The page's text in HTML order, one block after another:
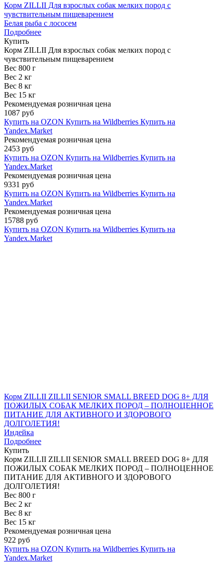
Корм ZILLII Для взрослых собак мелких пород с
чувствительным пищеварением
Белая рыба с лососем
Подробнее
Купить
Корм ZILLII Для взрослых собак мелких пород с
чувствительным пищеварением
Вес 800 г
Вес 2 кг
Вес 8 кг
Вес 15 кг
Рекомендуемая розничная цена
1087 руб
Купить на OZON Купить на Wildberries Купить на
Yandex.Market
Рекомендуемая розничная цена
2453 руб
Купить на OZON Купить на Wildberries Купить на
Yandex.Market
Рекомендуемая розничная цена
9331 руб
Купить на OZON Купить на Wildberries Купить на
Yandex.Market
Рекомендуемая розничная цена
15788 руб
Купить на OZON Купить на Wildberries Купить на
Yandex.Market
Корм ZILLII ZILLII SENIOR SMALL BREED DOG 8+ ДЛЯ
ПОЖИЛЫХ СОБАК МЕЛКИХ ПОРОД – ПОЛНОЦЕННОЕ
ПИТАНИЕ ДЛЯ АКТИВНОГО И ЗДОРОВОГО
ДОЛГОЛЕТИЯ!
Индейка
Подробнее
Купить
Корм ZILLII ZILLII SENIOR SMALL BREED DOG 8+ ДЛЯ
ПОЖИЛЫХ СОБАК МЕЛКИХ ПОРОД – ПОЛНОЦЕННОЕ
ПИТАНИЕ ДЛЯ АКТИВНОГО И ЗДОРОВОГО
ДОЛГОЛЕТИЯ!
Вес 800 г
Вес 2 кг
Вес 8 кг
Вес 15 кг
Рекомендуемая розничная цена
922 руб
Купить на OZON Купить на Wildberries Купить на
Yandex.Market